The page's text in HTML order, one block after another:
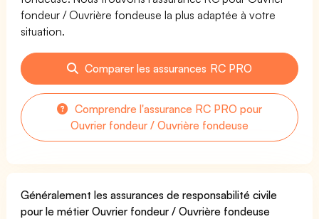
fondeur / Ouvrière fondeuse la plus adaptée à votre
situation.
Comparer les assurances RC PRO
Comprendre l'assurance RC PRO pour
Ouvrier fondeur / Ouvrière fondeuse
Généralement les assurances de responsabilité civile
pour le métier Ouvrier fondeur / Ouvrière fondeuse